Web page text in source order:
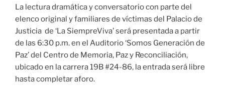
La lectura dramática y conversatorio con parte del
elenco original y familiares de víctimas del Palacio de
Justicia de ‘La SiempreViva’ será presentada a partir
de las 6:30 p.m. en el Auditorio ‘Somos Generación de
Paz’ del Centro de Memoria, Paz y Reconciliación,
ubicado en la carrera 19B #24-86, la entrada será libre
hasta completar aforo.